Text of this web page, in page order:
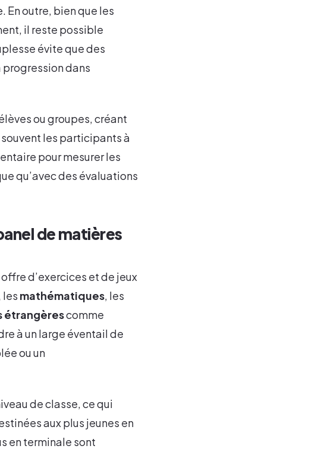
outre, bien que les
il reste possible
évite que des
progression dans
ou groupes, créant
les participants à
pour mesurer les
qu’avec des évaluations
de matières
d’exercices et de jeux
les mathématiques, les
étrangèrescomme
à un large éventail de
ou un
de classe, ce qui
aux plus jeunes en
en terminale sont